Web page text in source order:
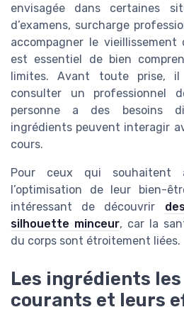
envisagée dans certaines
d’examens, surcharge
accompagner le
est essentiel de bien
limites. Avant toute prise, il
consulter un professionnel
personne a des besoins
ingrédients peuvent interagir
cours.
Pour ceux qui souhaitent
l’optimisation de leur bien-
intéressant de découvrir
silhouette minceur, car la
du corps sont étroitement liées.
Les ingrédients
courants et leurs